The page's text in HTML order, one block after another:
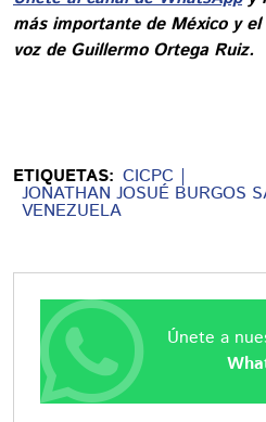
más importante de México y
voz de Guillermo Ortega Ruiz.
ETIQUETAS: CICPC
JONATHAN JOSUÉ BURGOS
VENEZUELA
Únete a